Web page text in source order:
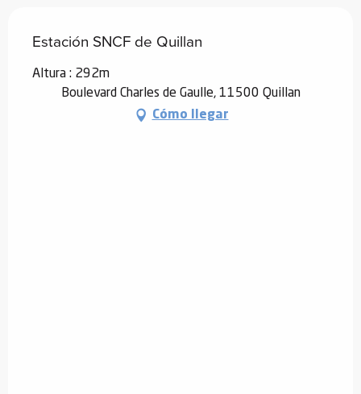
Estación SNCF de Quillan
Altura : 292m
Boulevard Charles de Gaulle, 11500 Quillan
Cómo llegar